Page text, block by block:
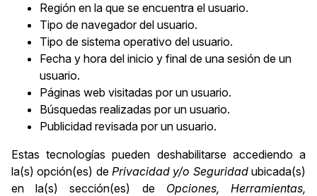
Región en la que se encuentra el usuario.
Tipo de navegador del usuario.
Tipo de sistema operativo del usuario.
Fecha y hora del inicio y final de una sesión de un
usuario.
Páginas web visitadas por un usuario.
Búsquedas realizadas por un usuario.
Publicidad revisada por un usuario.
Estas tecnologías pueden deshabilitarse accediendo a
la(s) opción(es) de Privacidad y/o Seguridadubicada(s)
en la(s) sección(es) de Opciones, Herramientas,